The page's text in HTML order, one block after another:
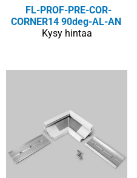
FL-PROF-PRE-COR-
CORNER14 90deg-AL-AN
Kysy hintaa